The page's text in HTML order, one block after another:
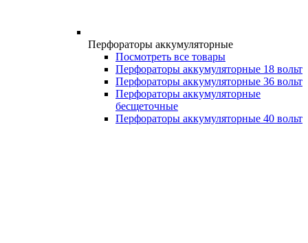
Перфораторы аккумуляторные
Посмотреть все товары
Перфораторы аккумуляторные 18 вольт
Перфораторы аккумуляторные 36 вольт
Перфораторы аккумуляторные
бесщеточные
Перфораторы аккумуляторные 40 вольт